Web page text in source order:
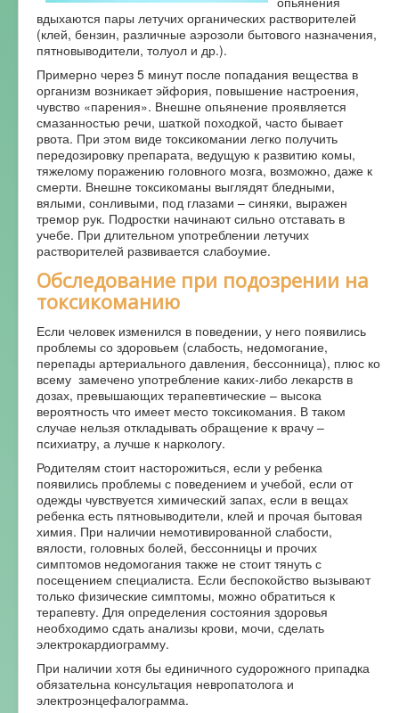
вдыхаются пары летучих органических растворителей
(клей, бензин, различные аэрозоли бытового назначения,
пятновыводители, толуол и др.).
Примерно через 5 минут после попадания вещества в
организм возникает эйфория, повышение настроения,
чувство «парения». Внешне опьянение проявляется
смазанностью речи, шаткой походкой, часто бывает
рвота. При этом виде токсикомании легко получить
передозировку препарата, ведущую к развитию комы,
тяжелому поражению головного мозга, возможно, даже к
смерти. Внешне токсикоманы выглядят бледными,
вялыми, сонливыми, под глазами – синяки, выражен
тремор рук. Подростки начинают сильно отставать в
учебе. При длительном употреблении летучих
растворителей развивается слабоумие.
Обследование при подозрении на
токсикоманию
Если человек изменился в поведении, у него появились
проблемы со здоровьем (слабость, недомогание,
перепады артериального давления, бессонница), плюс ко
всему замечено употребление каких-либо лекарств в
дозах, превышающих терапевтические – высока
вероятность что имеет место токсикомания. В таком
случае нельзя откладывать обращение к врачу –
психиатру, а лучше к наркологу.
Родителям стоит насторожиться, если у ребенка
появились проблемы с поведением и учебой, если от
одежды чувствуется химический запах, если в вещах
ребенка есть пятновыводители, клей и прочая бытовая
химия. При наличии немотивированной слабости,
вялости, головных болей, бессонницы и прочих
симптомов недомогания также не стоит тянуть с
посещением специалиста. Если беспокойство вызывают
только физические симптомы, можно обратиться к
терапевту. Для определения состояния здоровья
необходимо сдать анализы крови, мочи, сделать
электрокардиограмму.
При наличии хотя бы единичного судорожного припадка
обязательна консультация невропатолога и
электроэнцефалограмма.